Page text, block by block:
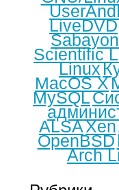
LiveDVD
Scientific
Linux
MacOS X
MySQL
ALSAXen
OpenBSD
Arch